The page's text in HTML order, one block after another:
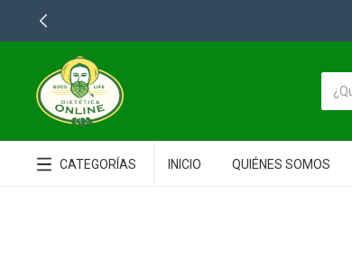
CATEGORÍAS INICIO QUIÉNES SOMOS